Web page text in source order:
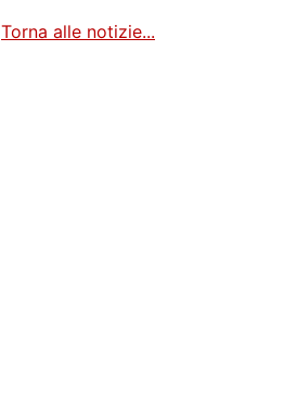
Torna alle notizie...